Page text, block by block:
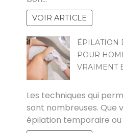
VOIR ARTICLE
ÉPILATION
POUR
VRAIMENT
Les techniques qui
sont nombreuses. Que
épilation temporaire ou